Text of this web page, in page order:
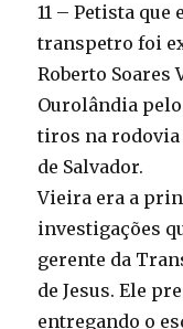
11 – Petista que
transpetro foi
Roberto Soares
Ourolândia
tiros na rodovia
de Salvador.
Vieira era a
investigações
gerente da
de Jesus. Ele
entregando o